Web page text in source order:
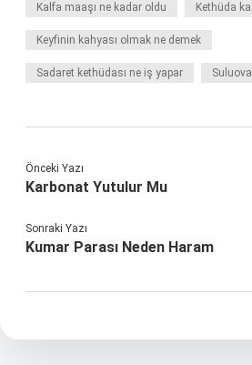
Kalfa maaşı ne kadar oldu Kethüda
Keyfinin kahyası olmak ne demek
Sadaret kethüdası ne iş yapar
Önceki Yazı
Karbonat Yutulur Mu
Sonraki Yazı
Kumar Parası Neden Haram